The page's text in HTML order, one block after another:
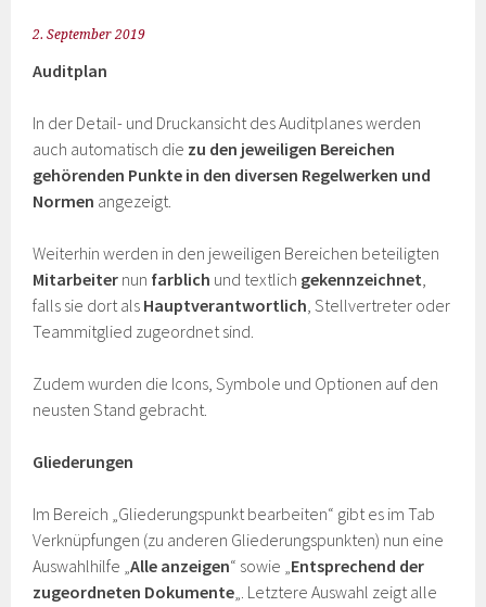
2. September 2019
Auditplan
In der Detail- und Druckansicht des Auditplanes werden
auch automatisch die zu den jeweiligen Bereichen
gehörenden Punkte in den diversen Regelwerken und
Normen angezeigt.
Weiterhin werden in den jeweiligen Bereichen beteiligten
Mitarbeiter nun farblich und textlich gekennzeichnet,
falls sie dort als Hauptverantwortlich, Stellvertreter oder
Teammitglied zugeordnet sind.
Zudem wurden die Icons, Symbole und Optionen auf den
neusten Stand gebracht.
Gliederungen
Im Bereich „Gliederungspunkt bearbeiten“ gibt es im Tab
Verknüpfungen (zu anderen Gliederungspunkten) nun eine
Auswahlhilfe „Alle anzeigen“ sowie „Entsprechend der
zugeordneten Dokumente„. Letztere Auswahl zeigt alle